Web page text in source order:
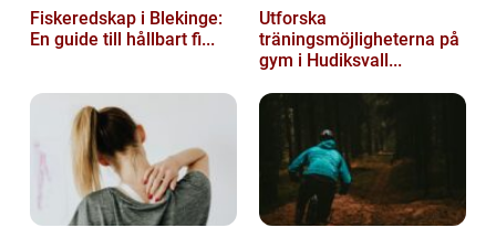
Fiskeredskap i Blekinge:
En guide till hållbart fi...
Utforska
träningsmöjligheterna på
gym i Hudiksvall...